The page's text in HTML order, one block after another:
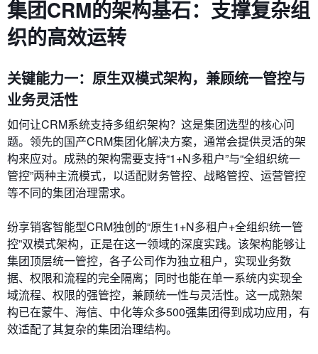
集团CRM的架构基石：支撑复杂组
织的高效运转
关键能力一：原生双模式架构，兼顾统一管控与
业务灵活性
如何让CRM系统支持多组织架构？这是集团选型的核心问
题。领先的国产CRM集团化解决方案，通常会提供灵活的架
构来应对。成熟的架构需要支持“1+N多租户”与“全组织统一
管控”两种主流模式，以适配财务管控、战略管控、运营管控
等不同的集团治理需求。
纷享销客智能型CRM独创的“原生1+N多租户+全组织统一管
控”双模式架构，正是在这一领域的深度实践。该架构能够让
集团顶层统一管控，各子公司作为独立租户，实现业务数
据、权限和流程的完全隔离；同时也能在单一系统内实现全
域流程、权限的强管控，兼顾统一性与灵活性。这一成熟架
构已在蒙牛、海信、中化等众多500强集团得到成功应用，有
效适配了其复杂的集团治理结构。